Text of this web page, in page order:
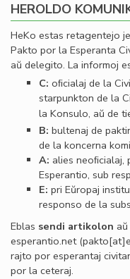
HEROLDO
HeKo estas retagentejo
Pakto por la Esperanta
aŭ delegito. La informoj
C: oﬁcialaj de la
starpunkton de la
la Konsulo, aŭ de
B: bultenaj de
de la koncerna
A: alies
Esperantio, sub
E: pri Eŭropaj
responso de la
Eblas sendi artikolon
esperantio.net
rajto por esperantaj
por la ceteraj.